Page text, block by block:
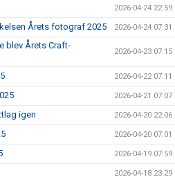
2026-04-24 22:59
Årets fotograf 2025 2026-04-24 07:31
blev Årets Craft-
2026-04-23 07:15
2026-04-22 07:11
2026-04-21 07:07
igen 2026-04-20 22:06
2026-04-20 07:01
2026-04-19 07:59
2026-04-18 23:29